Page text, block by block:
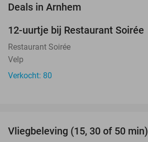
Deals in Arnhem
12-uurtje bij Restaurant Soirée
Restaurant Soirée
Velp
Verkocht: 80
Vliegbeleving (15, 30 of 50 min)